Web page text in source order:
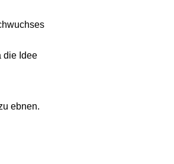
die Idee
ebnen.